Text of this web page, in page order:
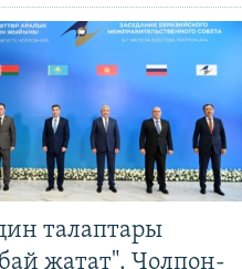
талаптары
жатат". Чолпон-